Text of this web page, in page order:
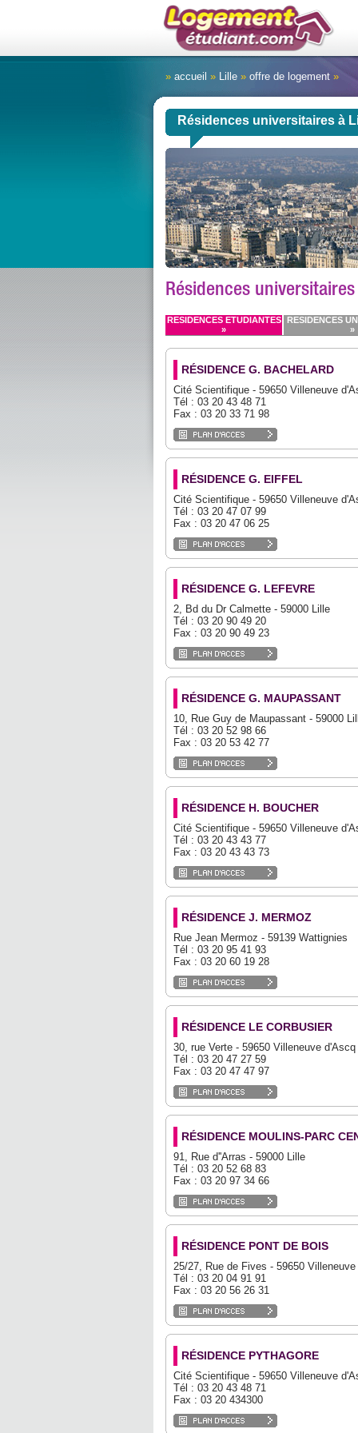
» accueil » Lille » offre de logement »
Résidences universitaires à
Résidences universitaires
RESIDENCES ETUDIANTES
»
RESIDENCES
»
RÉSIDENCE G. BACHELARD
Cité Scientifique - 59650 Villeneuve
Tél : 03 20 43 48 71
Fax : 03 20 33 71 98
RÉSIDENCE G. EIFFEL
Cité Scientifique - 59650 Villeneuve
Tél : 03 20 47 07 99
Fax : 03 20 47 06 25
RÉSIDENCE G. LEFEVRE
2, Bd du Dr Calmette - 59000 Lille
Tél : 03 20 90 49 20
Fax : 03 20 90 49 23
RÉSIDENCE G. MAUPASSANT
10, Rue Guy de Maupassant - 59000
Tél : 03 20 52 98 66
Fax : 03 20 53 42 77
RÉSIDENCE H. BOUCHER
Cité Scientifique - 59650 Villeneuve
Tél : 03 20 43 43 77
Fax : 03 20 43 43 73
RÉSIDENCE J. MERMOZ
Rue Jean Mermoz - 59139 Wattignies
Tél : 03 20 95 41 93
Fax : 03 20 60 19 28
RÉSIDENCE LE CORBUSIER
30, rue Verte - 59650 Villeneuve d'Ascq
Tél : 03 20 47 27 59
Fax : 03 20 47 47 97
RÉSIDENCE MOULINS-PARC
91, Rue d''Arras - 59000 Lille
Tél : 03 20 52 68 83
Fax : 03 20 97 34 66
RÉSIDENCE PONT DE BOIS
25/27, Rue de Fives - 59650
Tél : 03 20 04 91 91
Fax : 03 20 56 26 31
RÉSIDENCE PYTHAGORE
Cité Scientifique - 59650 Villeneuve
Tél : 03 20 43 48 71
Fax : 03 20 434300